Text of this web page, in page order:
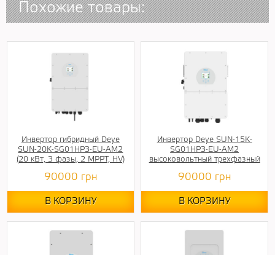
Похожие товары:
Инвертор гибридный Deye
SUN-20K-SG01HP3-EU-AM2
(20 кВт, 3 фазы, 2 МРРТ, HV)
90000 грн
В КОРЗИНУ
Инвертор Deye SUN-15K-
SG01HP3-EU-AM2
высоковольтный трехфазный
90000 грн
В КОРЗИНУ